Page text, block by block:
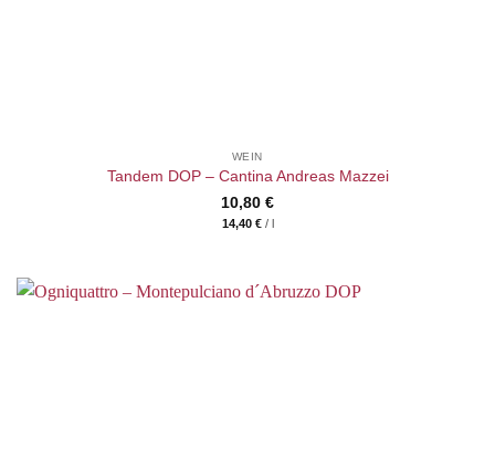
WEIN
Tandem DOP – Cantina Andreas Mazzei
10,80 €
14,40 €/ l